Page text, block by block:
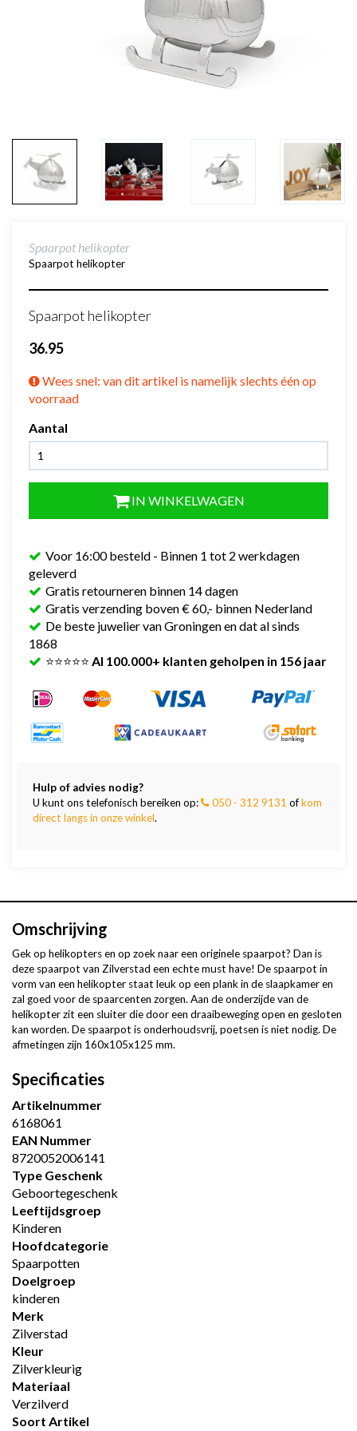
Spaarpot helikopter
Spaarpot helikopter
Spaarpot helikopter
36.95
Wees snel: van dit artikel is namelijk slechts één op
voorraad
Aantal
IN WINKELWAGEN
Voor 16:00 besteld - Binnen 1 tot 2 werkdagen
geleverd
Gratis retourneren binnen 14 dagen
Gratis verzending boven € 60,- binnen Nederland
De beste juwelier van Groningen en dat al sinds
1868
⭐⭐⭐⭐⭐ Al 100.000+ klanten geholpen in 156 jaar
Hulp of advies nodig?
U kunt ons telefonisch bereiken op:
050 - 312 9131 ofkom
direct langs in onze winkel.
Omschrijving
Gek op helikopters en op zoek naar een originele spaarpot? Dan is
deze spaarpot van Zilverstad een echte must have! De spaarpot in
vorm van een helikopter staat leuk op een plank in de slaapkamer en
zal goed voor de spaarcenten zorgen. Aan de onderzijde van de
helikopter zit een sluiter die door een draaibeweging open en gesloten
kan worden. De spaarpot is onderhoudsvrij, poetsen is niet nodig. De
afmetingen zijn 160x105x125 mm.
Specificaties
Artikelnummer
6168061
EAN Nummer
8720052006141
Type Geschenk
Geboortegeschenk
Leeftijdsgroep
Kinderen
Hoofdcategorie
Spaarpotten
Doelgroep
kinderen
Merk
Zilverstad
Kleur
Zilverkleurig
Materiaal
Verzilverd
Soort Artikel